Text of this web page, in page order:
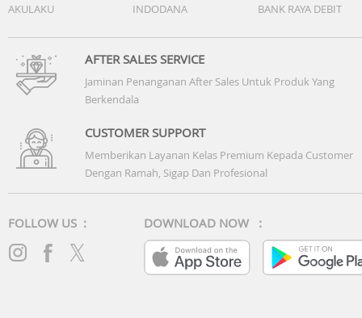
AKULAKU
INDODANA BANK RAYA DEBIT
AFTER SALES SERVICE
Jaminan Penanganan After Sales Untuk Produk Yang
Berkendala
CUSTOMER SUPPORT
Memberikan Layanan Kelas Premium Kepada Customer
Dengan Ramah, Sigap Dan Profesional
FOLLOW US : DOWNLOAD NOW :